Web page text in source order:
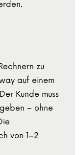
zu
auf einem
Kunde muss
– ohne
von 1–2